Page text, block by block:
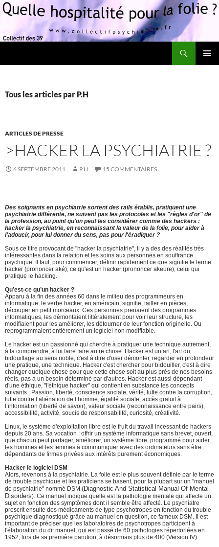
Tous les articles par P.H
ARTICLES DE PRESSE
>HACKER LA PSYCHIATRIE ?
6 SEPTEMBRE 2011 P.H 15 COMMENTAIRES
Des soignants en psychiatrie sortent des rails établis, pratiquent une
psychiatrie différente, ne suivent pas les protocoles et les "règles d'or" de
la profession, au point qu'on peut les considérer comme des hackers :
hacker la psychiatrie, en reconnaissant la valeur de la folie, pour aider à
l’adoucir, pour lui donner du sens, pas pour l'éradiquer ?
Sous ce titre provocant de "hacker la psychiatrie", il y a des des réalités très
intéressantes dans la relation et les soins aux personnes en souffrance
psychique. Il faut, pour commencer, définir rapidement ce que signifie le terme
hacker (prononcer aké), ce qu'est un hacker (prononcer akeure), celui qui
pratique le hacking.
Qu’est-ce qu’un hacker ?
Apparu à la fin des années 60 dans le milieu des programmeurs en
informatique, le verbe hacker, en américain, signifie, tailler en pièces,
découper en petit morceaux. Ces personnes prenaient des programmes
informatiques, les démontaient littéralement pour voir leur structure, les
modifiaient pour les améliorer, les détourner de leur fonction originelle. Ou
reprogrammaient entièrement un logiciel non modifiable.
Le hacker est un passionné qui cherche à pratiquer une technique autrement,
à la comprendre, à lui faire faire autre chose. Hacker est un art, l'art du
bidouillage au sens noble, c'est à dire d'oser démonter, regarder en profondeur
une pratique, une technique. Hacker c'est chercher pour bidouiller, c'est à dire
changer quelque chose pour que cette chose soit au plus près de nos besoins
réels, pas à un besoin déterminé par d'autres. Hacker est aussi dépendant
d'une éthique, "l'éthique hacker" qui contient en substance les concepts
suivants : Passion, liberté, conscience sociale, vérité, lutte contre la corruption,
lutte contre l’aliénation de l’homme, égalité sociale, accès gratuit à
l’information (liberté de savoir), valeur sociale (reconnaissance entre pairs),
accessibilité, activité, soucis de responsabilité, curiosité, créativité.
Linux, le système d'exploitation libre est le fruit du travail incessant de hackers
depuis 20 ans. Sa vocation : offrir un système informatique sans brevet, ouvert,
que chacun peut partager, améliorer, un système libre, programmé pour aider
les hommes et les femmes à communiquer avec des ordinateurs sans être
dépendants de firmes privées aux intérêts purement économiques.
Hacker le logiciel DSM
Alors, revenons à la psychiatrie. La folie est le plus souvent définie par le terme
de trouble psychique et les praticiens se basent, pour la plupart sur un "manuel
de psychiatrie" nommé DSM (Diagnostic And Statistical Manual Of Mental
Disorders). Ce manuel indique quelle est la pathologie mentale qui affecte un
sujet en fonction des symptômes dont il semble être affecté. Le psychiatre
prescrit ensuite des médicaments de type psychotropes en fonction du trouble
psychique diagnostiqué grâce au manuel en question, ce fameux DSM. Il est
important de préciser que les laboratoires de psychotropes participent à
l'élaboration du dit manuel, qui est passé de 60 pathologies répertoriées en
1952, lors de sa première parution, à désormais plus de 400 (Version IV).